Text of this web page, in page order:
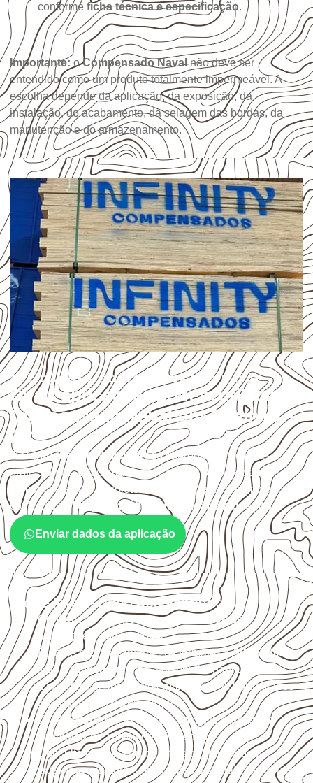
conforme ficha técnica e especificação.
Importante: oCompensado Navalnão deve ser
entendido como um produto totalmente impermeável. A
escolha depende da aplicação, da exposição, da
instalação, do acabamento, da selagem das bordas, da
manutenção e do armazenamento.
APLICAÇÕES DO COMPENSADO NAVAL
Quais aplicações podem utilizar
Compensado Naval em Altamira –
PA?
OCompensado Navalatende diferentes aplicações
profissionais, desde que suas características sejam
compatíveis com o projeto. A Infinity orienta a compra
conformeaplicação, medida, quantidade e destino.
Enviar dados da aplicação
O que interfere no desempenho
Confirme se a espessura e o formatosão
compatíveis com o projeto.
Planeje o corte conforme os formatos1,60 × 2,20 m e
1,60 × 2,50 m, sujeitos à disponibilidade.
Considere acabamento e proteção das bordas após
qualquer corte ou usinagem.
Evite contato direto com o solo, chuva, umidade
acumulada e apoios desnivelados.
Consulte a ficha técnica antes de aplicações
externas, estruturais ou sujeitas a contato frequente